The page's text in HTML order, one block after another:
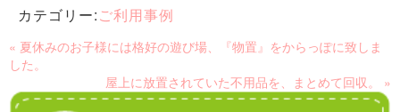
カテゴリー:ご利用事例
« 夏休みのお子様には格好の遊び場、『物置』をからっぽに致しま
した。
屋上に放置されていた不用品を、まとめて回収。 »